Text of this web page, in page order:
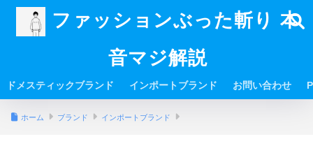
ファッションぶった斬り 本
音マジ解説
ドメスティックブランド インポートブランド お問い合わせ
ホーム ブランド インポートブランド